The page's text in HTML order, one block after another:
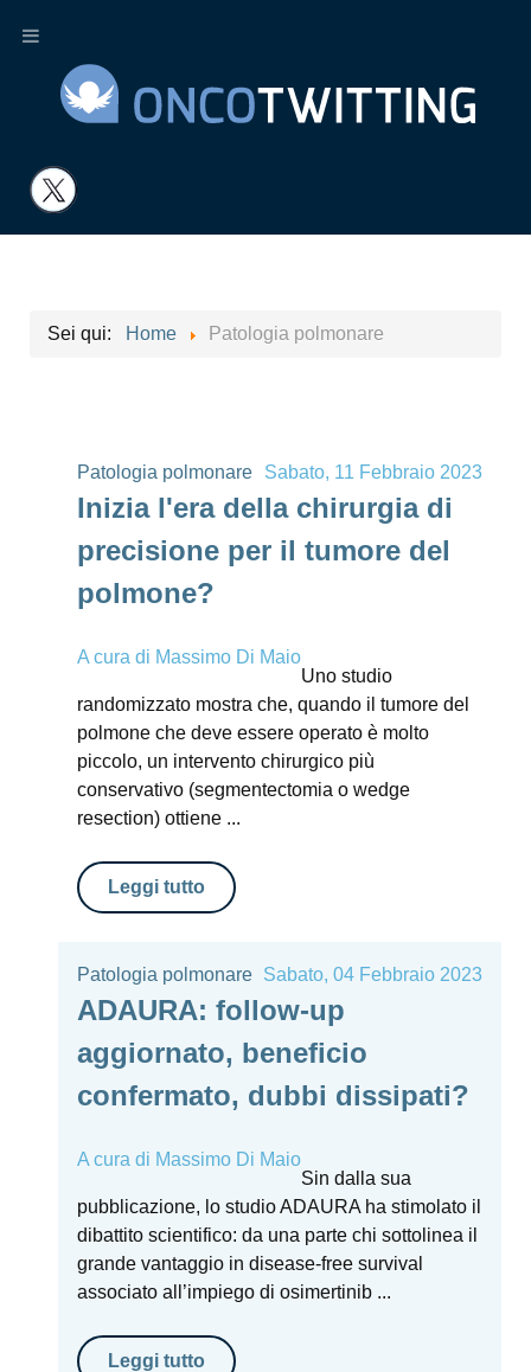
Sei qui: Home Patologia polmonare
Patologia polmonare Sabato, 11 Febbraio 2023
Inizia l'era della chirurgia di
precisione per il tumore del
polmone?
A cura di Massimo Di Maio
Uno studio
randomizzato mostra che, quando il tumore del
polmone che deve essere operato è molto
piccolo, un intervento chirurgico più
conservativo (segmentectomia o wedge
resection) ottiene ...
Leggi tutto
Patologia polmonare Sabato, 04 Febbraio 2023
ADAURA: follow-up
aggiornato, beneficio
confermato, dubbi dissipati?
A cura di Massimo Di Maio
Sin dalla sua
pubblicazione, lo studio ADAURA ha stimolato il
dibattito scientifico: da una parte chi sottolinea il
grande vantaggio in disease-free survival
associato all’impiego di osimertinib ...
Leggi tutto